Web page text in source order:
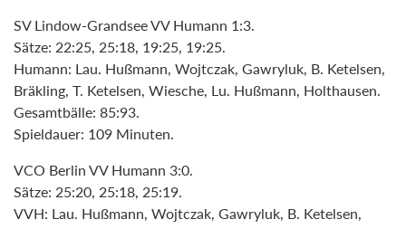
SV Lindow-Grandsee VV Humann 1:3.
Sätze: 22:25, 25:18, 19:25, 19:25.
Humann: Lau. Hußmann, Wojtczak, Gawryluk, B. Ketelsen,
Bräkling, T. Ketelsen, Wiesche, Lu. Hußmann, Holthausen.
Gesamtbälle: 85:93.
Spieldauer: 109 Minuten.
VCO Berlin VV Humann 3:0.
Sätze: 25:20, 25:18, 25:19.
VVH: Lau. Hußmann, Wojtczak, Gawryluk, B. Ketelsen,